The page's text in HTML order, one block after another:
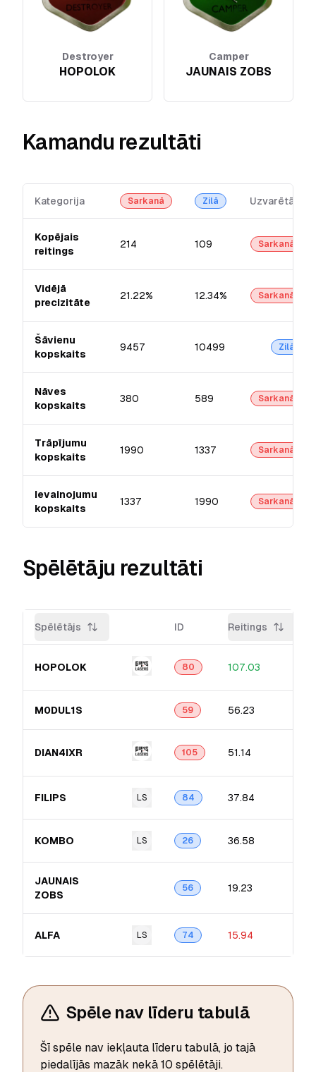
Destroyer
HOPOLOK
Camper
JAUNAIS ZOBS
Kamandu rezultāti
Kategorija Sarkanā Zilā Uzvarētājs
Kopējais
reitings
214 109 Sarkanā
Vidējā
precizitāte
21.22% 12.34% Sarkanā
Šāvienu
kopskaits
9457 10499 Zilā
Nāves
kopskaits
380 589 Sarkanā
Trāpījumu
kopskaits
1990 1337 Sarkanā
Ievainojumu
kopskaits
1337 1990 Sarkanā
Spēlētāju rezultāti
Spēlētājs ID Reitings
HOPOLOK 80 107.03
M0DUL1S 59 56.23
DIAN4IXR 105 51.14
FILIPS LS 84 37.84
KOMBO LS 26 36.58
JAUNAIS
ZOBS
56 19.23
ALFA LS 74 15.94
Spēle nav līderu tabulā
Šī spēle nav iekļauta līderu tabulā, jo tajā
piedalījās mazāk nekā 10 spēlētāji.